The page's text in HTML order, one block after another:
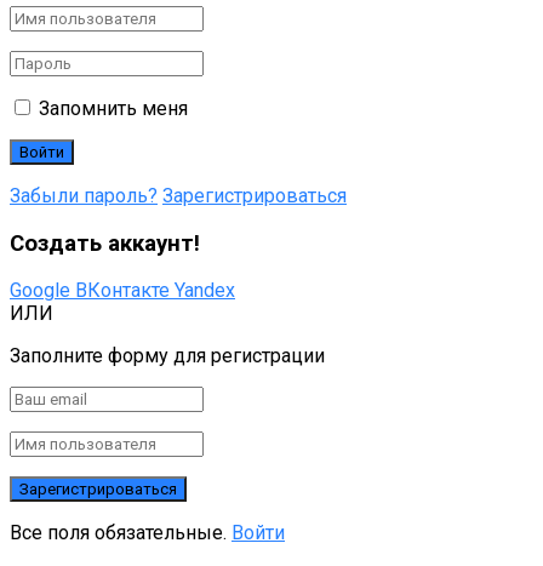
Запомнить меня
Забыли пароль? Зарегистрироваться
Создать аккаунт!
Google ВКонтакте Yandex
ИЛИ
Заполните форму для регистрации
Все поля обязательные. Войти